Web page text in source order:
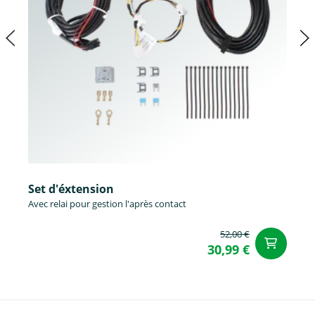
Set d'éxtension
Avec relai pour gestion l'après contact
52,00 €
30,99 €